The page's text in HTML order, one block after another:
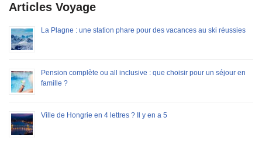
Articles Voyage
La Plagne : une station phare pour des vacances au ski réussies
Pension complète ou all inclusive : que choisir pour un séjour en
famille ?
Ville de Hongrie en 4 lettres ? Il y en a 5